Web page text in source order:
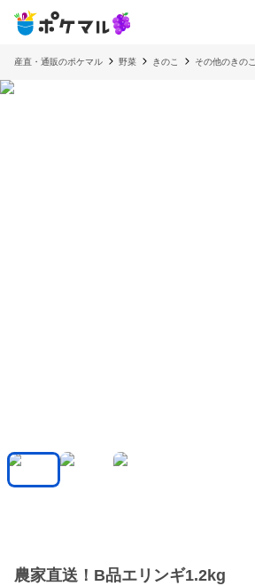
産直・通販のポケマル 野菜 きのこ その他のきのこ
農家直送！B品エリンギ1.2kg